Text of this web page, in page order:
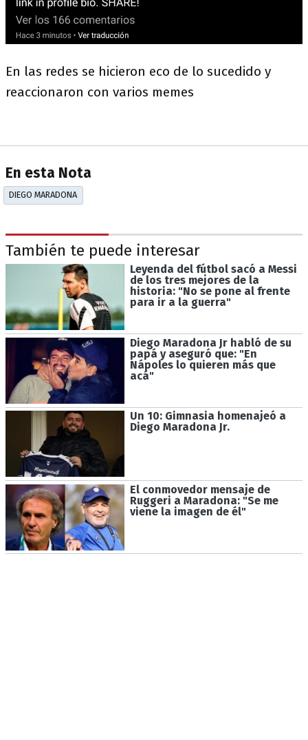
En las redes se hicieron eco de lo sucedido y
reaccionaron con varios memes
En esta Nota
DIEGO MARADONA
También te puede interesar
Leyenda del fútbol sacó a Messi
de los tres mejores de la
historia: "No se pone al frente
para ir a la guerra"
Diego Maradona Jr habló de su
papá y aseguró que: "En
Nápoles lo quieren más que
acá"
Un 10: Gimnasia homenajeó a
Diego Maradona Jr.
El conmovedor mensaje de
Ruggeri a Maradona: "Se me
viene la imagen de él"